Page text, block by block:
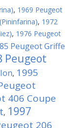
, 1969 Peugeot
, 1972
, 1976 Peugeot
Peugeot Griffe
Peugeot
, 1995
406 Coupe
, 1997
206